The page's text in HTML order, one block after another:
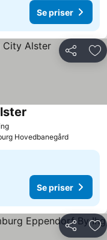
Se priser
Del
Hovedbanegård
Se priser
Del